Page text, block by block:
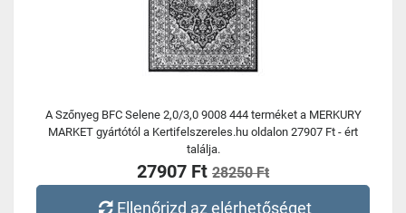
A Szőnyeg BFC Selene 2,0/3,0 9008 444 terméket a MERKURY
MARKET gyártótól a Kertifelszereles.hu oldalon 27907 Ft - ért
találja.
27907 Ft 28250 Ft
Ellenőrizd az elérhetőséget